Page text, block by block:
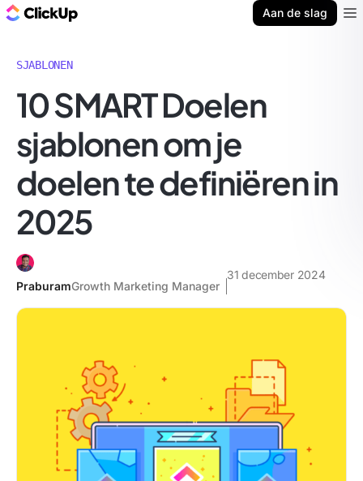
Aan de slag
SJABLONEN
10 SMART Doelen
sjablonen om je
doelen te definiëren in
2025
PraburamGrowth Marketing Manager
31 december 2024